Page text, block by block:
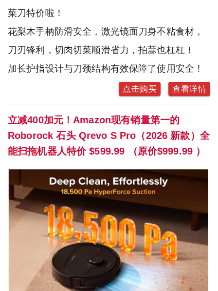
菜刀特价啦！
花梨木手柄防滑安全，激光镜面刀身不粘食材，
刀刃锋利，切肉切菜顺滑省力，拍蒜也杠杠！
加长护指设计与刀颈结构有效保障了使用安全！
点击购买 查看详情
立减400加元！Amazon现有销量第一的
Roborock 石头 Qrevo S Pro（2026 新款）全
能扫拖机器人特价 $599.99 （原价$999.99 ）